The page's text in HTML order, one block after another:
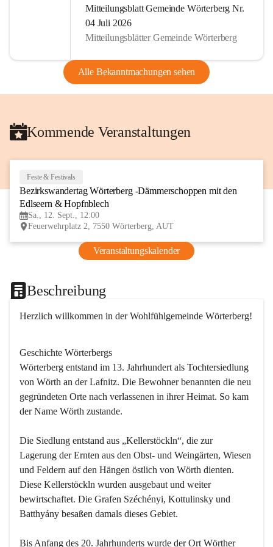
Mitteilungsblatt Gemeinde Wörterberg Nr.
04 Juli 2026
Mitteilungsblätter Gemeinde Wörterberg
Alle Bekanntmachungen sehen
Kommende Veranstaltungen
Feste & Festivals
Bezirkswandertag Wörterberg -Dämmerschoppen mit den
Edlseern & Hopfnblech
Sa., 12. Sept., 12:00
Feuerwehrplatz 2, 7550 Wörterberg, AUT
Veranstaltungskalender
Beschreibung
Herzlich willkommen in der Wohlfühlgemeinde Wörterberg!
Geschichte Wörterbergs
Wörterberg entstand im 13. Jahrhundert als Tochtersiedlung
von Wörth an der Lafnitz. Die Bewohner benannten die neu
gegründeten Orte nach verlassenen in ihrer Heimat. So kam
der Name Wörth zustande.
Die Siedlung entstand aus „Kellerstöckln“, die zur
Lagerung der Ernten aus den Obst- und Weingärten, Wiesen
und Feldern auf den Hängen östlich von Wörth dienten.
Diese Kellerstöckln wurden ausgebaut und weiter
bewirtschaftet. Die Grafen Széchényi, Kottulinsky und
Batthyány besaßen damals dieses Gebiet.
Bis Anfang des 20. Jahrhunderts wurde der Ort Wörther